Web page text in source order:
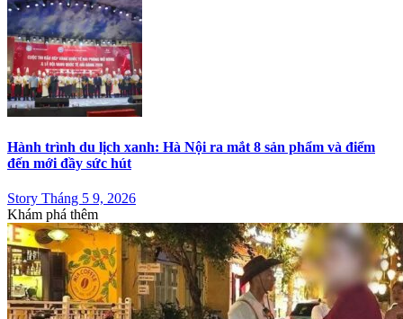
Hành trình du lịch xanh: Hà Nội ra mắt 8 sản phẩm và điểm
đến mới đầy sức hút
Story Tháng 5 9, 2026
Khám phá thêm